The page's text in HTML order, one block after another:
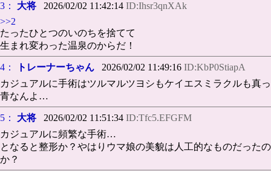
3： 大将 2026/02/02 11:42:14 ID:Ihsr3qnXAk
>>2
たったひとつのいのちを捨てて
生まれ変わった温泉のからだ！
4： トレーナーちゃん 2026/02/02 11:49:16 ID:KbP0StiapA
カジュアルに手術はツルマルツヨシもケイエスミラクルも真っ
青なんよ…
5： 大将 2026/02/02 11:51:34 ID:Tfc5.EFGFM
カジュアルに頻繁な手術…
となると整形か？やはりウマ娘の美貌は人工的なものだったの
か？